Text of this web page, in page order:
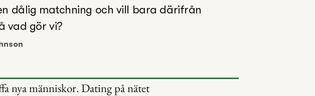
dålig matchning och vill bara därifrån
vad gör vi?
nya människor. Dating på nätet